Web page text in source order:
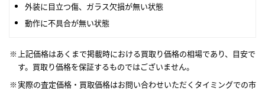
外装に目立つ傷、ガラス欠損が無い状態
動作に不具合が無い状態
上記価格はあくまで掲載時における買取り価格の相場であり、目安で
す。買取り価格を保証するものではございません。
実際の査定価格・買取価格はお問い合わせいただくタイミングでの市